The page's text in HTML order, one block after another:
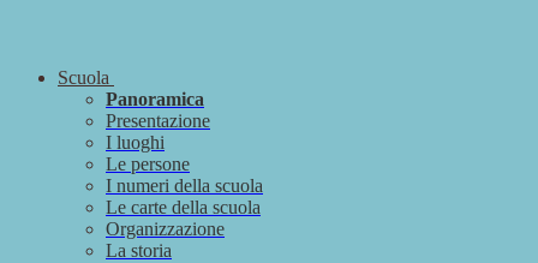
Scuola
Panoramica
Presentazione
I luoghi
Le persone
I numeri della scuola
Le carte della scuola
Organizzazione
La storia